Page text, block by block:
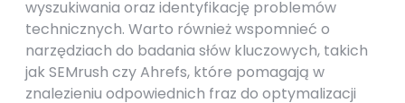
wyszukiwania oraz identyfikację problemów
technicznych. Warto również wspomnieć o
narzędziach do badania słów kluczowych, takich
jak SEMrush czy Ahrefs, które pomagają w
znalezieniu odpowiednich fraz do optymalizacji